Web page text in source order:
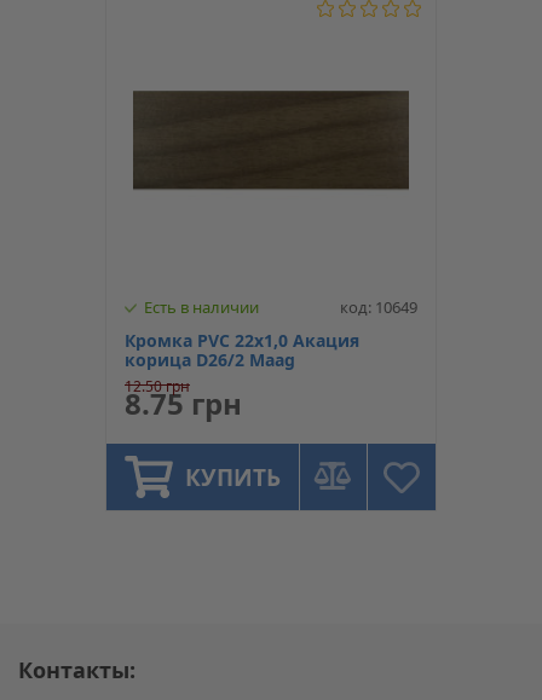
Есть в наличии код: 10649
Кромка PVC 22х1,0 Акация
корица D26/2 Maag
12.50 грн
8.75 грн
КУПИТЬ
Контакты: